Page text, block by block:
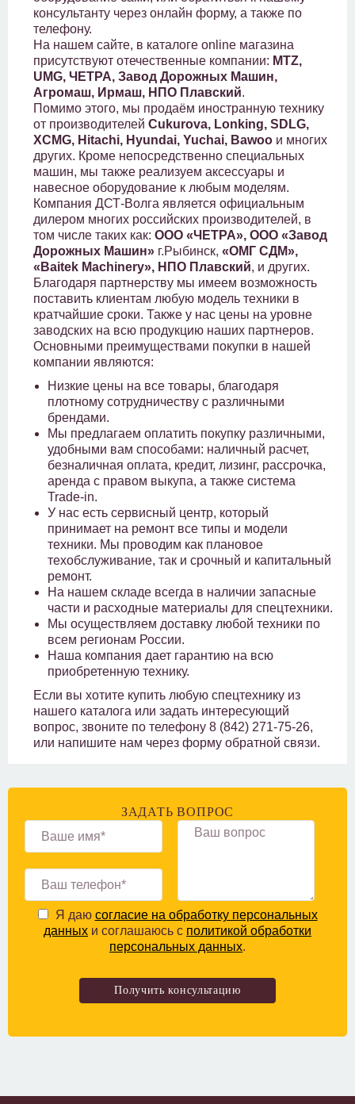
консультанту через онлайн форму, а также по
телефону.
На нашем сайте, в каталоге online магазина
присутствуют отечественные компании: MTZ,
UMG, ЧЕТРА, Завод Дорожных Машин,
Агромаш, Ирмаш, НПО Плавский.
Помимо этого, мы продаём иностранную технику
от производителей Cukurova, Lonking, SDLG,
XCMG, Hitachi, Hyundai, Yuchai, Bawoo и многих
других. Кроме непосредственно специальных
машин, мы также реализуем аксессуары и
навесное оборудование к любым моделям.
Компания ДСТ-Волга является официальным
дилером многих российских производителей, в
том числе таких как: ООО «ЧЕТРА», ООО «Завод
Дорожных Машин» г.Рыбинск, «ОМГ СДМ»,
«Baitek Machinery», НПО Плавский, и других.
Благодаря партнерству мы имеем возможность
поставить клиентам любую модель техники в
кратчайшие сроки. Также у нас цены на уровне
заводских на всю продукцию наших партнеров.
Основными преимуществами покупки в нашей
компании являются:
Низкие цены на все товары, благодаря
плотному сотрудничеству с различными
брендами.
Мы предлагаем оплатить покупку различными,
удобными вам способами: наличный расчет,
безналичная оплата, кредит, лизинг, рассрочка,
аренда с правом выкупа, а также система
Trade-in.
У нас есть сервисный центр, который
принимает на ремонт все типы и модели
техники. Мы проводим как плановое
техобслуживание, так и срочный и капитальный
ремонт.
На нашем складе всегда в наличии запасные
части и расходные материалы для спецтехники.
Мы осуществляем доставку любой техники по
всем регионам России.
Наша компания дает гарантию на всю
приобретенную технику.
Если вы хотите купить любую спецтехнику из
нашего каталога или задать интересующий
вопрос, звоните по телефону 8 (842) 271-75-26,
или напишите нам через форму обратной связи.
ЗАДАТЬ ВОПРОС
Я даю согласие на обработку персональных
данных и соглашаюсь с политикой обработки
персональных данных.